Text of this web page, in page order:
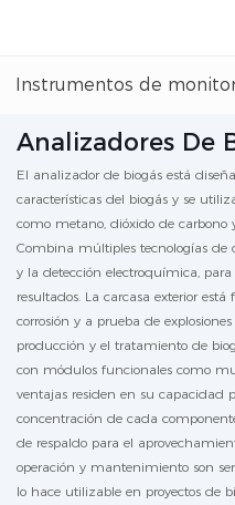
Instrumentos de
Analizadores De
El analizador de biogás está
características del biogás y se
como metano, dióxido de carbono
Combina múltiples tecnologías de
y la detección electroquímica,
resultados. La carcasa exterior
corrosión y a prueba de
producción y el tratamiento de
con módulos funcionales como
ventajas residen en su capacidad
concentración de cada
de respaldo para el
operación y mantenimiento son
lo hace utilizable en proyectos de